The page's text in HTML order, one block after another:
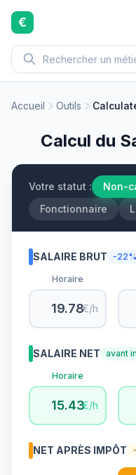
Aller au contenu
€
Accueil Outils
Calcul du
Votre statut : Non-
Fonctionnaire
SALAIRE BRUT -22
Horaire
€/h
SALAIRE NET avant
Horaire
€/h
NET APRÈS IMPÔT -